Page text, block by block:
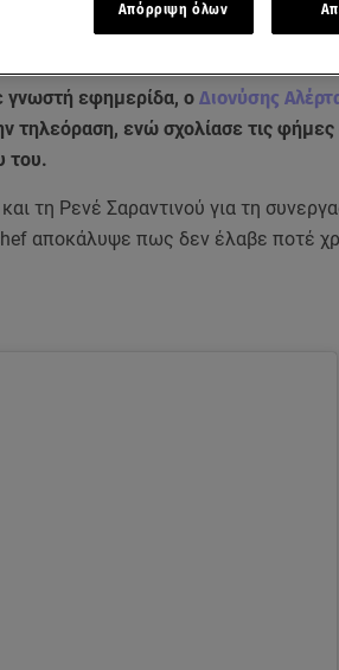
Add star.gr on Google
γνωστή εφημερίδα, ο Διονύσης
τηλεόραση, ενώ σχολίασε τις φήμες
του.
τη Ρενέ Σαραντινού για τη
αποκάλυψε πως δεν έλαβε ποτέ
Απόρριψη όλων